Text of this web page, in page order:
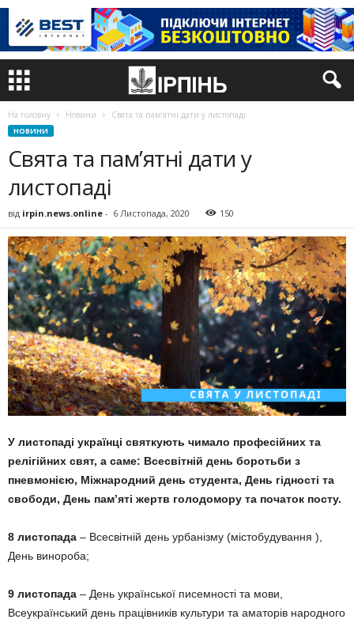
На головну Новини Свята та пам’ятні дати у листопаді
НОВИНИ
Свята та пам’ятні дати у
листопаді
від irpin.news.online - 6 Листопада, 2020 150
У листопаді українці святкують чимало професійних та
релігійних свят, а саме: Всесвітній день боротьби з
пневмонією, Міжнародний день студента, День гідності та
свободи, День пам’яті жертв голодомору та початок посту.
8 листопада – Всесвітній день урбанізму (містобудування ),
День винороба;
9 листопада – День української писемності та мови,
Всеукраїнський день працівників культури та аматорів народного